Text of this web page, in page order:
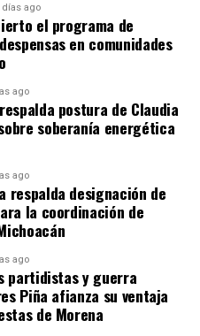
posesión de Monseñor
Garfias como
de Morelia
enero, 2017
días ago
el programa de
en comunidades
ago
postura de Claudia
soberanía energética
ago
respalda designación de
la coordinación de
ago
partidistas y guerra
Piña afianza su ventaja
de Morena